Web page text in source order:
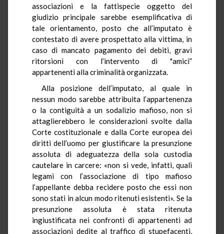
associazioni e la fattispecie oggetto del
giudizio principale sarebbe esemplificativa di
tale orientamento, posto che all’imputato è
contestato di avere prospettato alla vittima, in
caso di mancato pagamento dei debiti, gravi
ritorsioni con l’intervento di "amici”
appartenenti alla criminalità organizzata.
Alla posizione dell’imputato, al quale in
nessun modo sarebbe attribuita l’appartenenza
o la contiguità a un sodalizio mafioso, non si
attaglierebbero le considerazioni svolte dalla
Corte costituzionale e dalla Corte europea dei
diritti dell’uomo per giustificare la presunzione
assoluta di adeguatezza della sola custodia
cautelare in carcere: «non si vede, infatti, quali
legami con l’associazione di tipo mafioso
l’appellante debba recidere posto che essi non
sono stati in alcun modo ritenuti esistenti». Se la
presunzione assoluta è stata ritenuta
ingiustificata nei confronti di appartenenti ad
associazioni dedite al traffico di stupefacenti,